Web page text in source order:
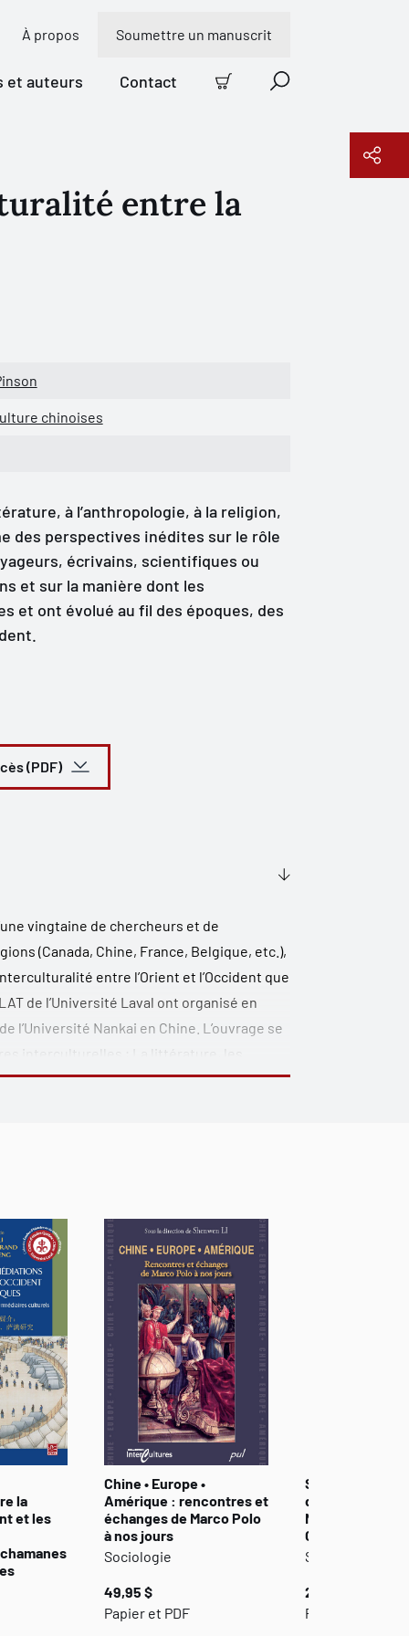
À propos Soumettre un manuscrit
et auteurs Contact
Panier Recherche
entre la
chinoises
à l’anthropologie, à la religion,
des perspectives inédites sur le rôle
écrivains, scientifiques ou
et sur la manière dont les
et ont évolué au fil des époques, des
(PDF)
vingtaine de chercheurs et de
(Canada, Chine, France, Belgique, etc.),
entre l’Orient et l’Occident que
de l’Université Laval ont organisé en
l’Université Nankai en Chine. L’ouvrage se
des connaissances scientifiques
la
et les
Chine • Europe •
Amérique : rencontres et
échanges de Marco Polo
à nos jours
Sociologie
49,95 $
Papier et PDF
Stratégies
des jésuites
Nouvelle-
Chine au XVIIe
Sociologie
27,00 $
Papier